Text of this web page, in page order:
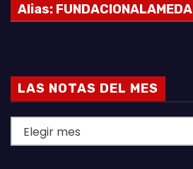
Alias: FUNDACIONALAMEDA
LAS NOTAS DEL MES
A